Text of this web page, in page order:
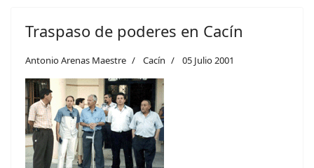
Traspaso de poderes en Cacín
Antonio Arenas Maestre Cacín 05 Julio 2001